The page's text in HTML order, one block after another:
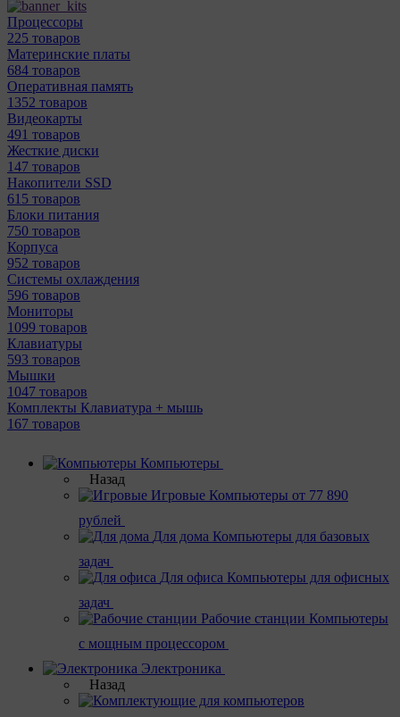
Процессоры
225 товаров
Материнcкие платы
684 товаров
Оперативная память
1352 товаров
Видеокарты
491 товаров
Жесткие диски
147 товаров
Накопители SSD
615 товаров
Блоки питания
750 товаров
Корпуса
952 товаров
Системы охлаждения
596 товаров
Мониторы
1099 товаров
Клавиатуры
593 товаров
Мышки
1047 товаров
Комплекты Клавиатура + мышь
167 товаров
Компьютеры
Назад
Игровые Компьютеры от 77 890
рублей
Для дома Компьютеры для базовых
задач
Для офиса Компьютеры для офисных
задач
Рабочие станции Компьютеры
с мощным процессором
Электроника
Назад